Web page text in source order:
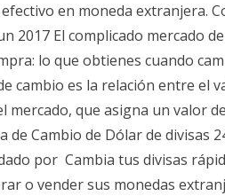
en moneda extranjera.
2017 El complicado mercado
lo que obtienes cuando
cambio es la relación entre el
mercado, que asigna un valor
de Cambio de Dólar de divisas
por Cambia tus divisas
o vender sus monedas